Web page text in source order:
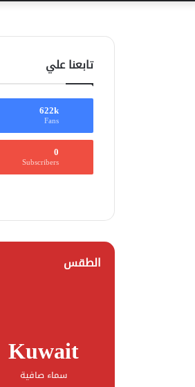
تابعنا علي
622k
Fans
0
Subscribers
الطقس
Kuwait
سماء صافية